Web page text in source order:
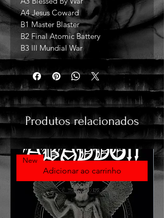
A4 Jesus Coward
B1 Master Blaster
B2 Final Atomic Battery
B3 III Mundial War
Produtos relacionados
Adicionar ao carrinho
New